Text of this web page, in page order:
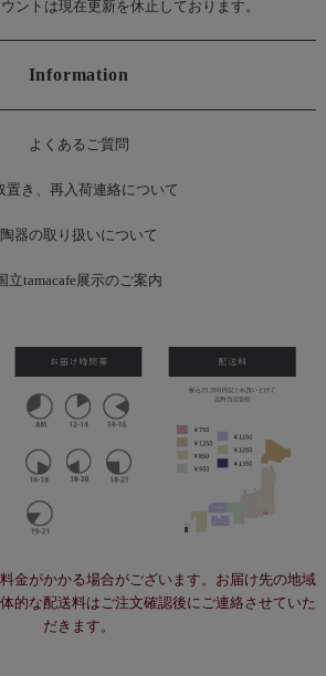
ントは現在更新を休止しております。
Information
よくあるご質問
置き、再入荷連絡について
陶器の取り扱いについて
立tamacafe展示のご案内
金がかかる場合がございます。お届け先の地域
的な配送料はご注文確認後にご連絡させていた
だきます。